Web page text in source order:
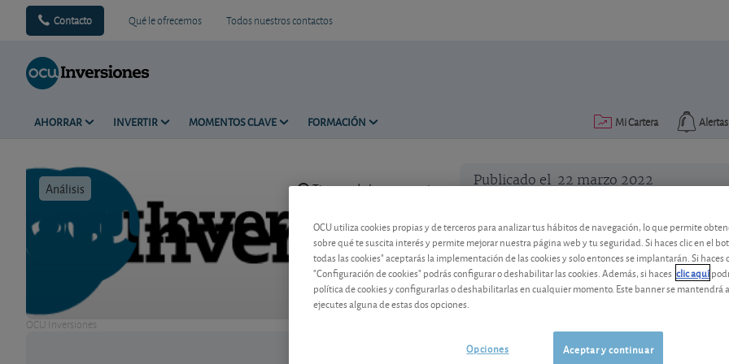
Contacto Qué le ofrecemos Todos nuestros contactos
AHORRAR INVERTIR MOMENTOS CLAVE FORMACIÓN Alertas
Mi Cartera
Análisis Tiempo de lectura: 3 min.
OCU Inversiones
Publicado el 22 marzo 2022
¿Cómo influye la evolución
obligaciones?
¿Cómo incide en el valor de las
largo plazo? ¿Qué podemos esperar?
OCU utiliza cookies propias y de terceros para analizar tus hábitos de navegación, lo que permite
sobre qué te suscita interés y permite mejorar nuestra página web y tu seguridad. Si haces clic en el
todas las cookies" aceptarás la implementación de las cookies y solo entonces se implantarán. Si haces
"Configuración de cookies" podrás configurar o deshabilitar las cookies. Además, si haces clic aquí
política de cookies y configurarlas o deshabilitarlas en cualquier momento. Este banner se mantendrá
ejecutes alguna de estas dos opciones.
Aceptar y continuar
Opciones